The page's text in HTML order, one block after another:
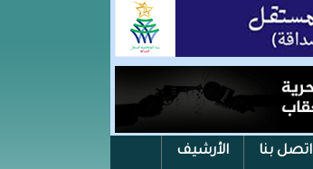
اتصل بنا الأرشيف